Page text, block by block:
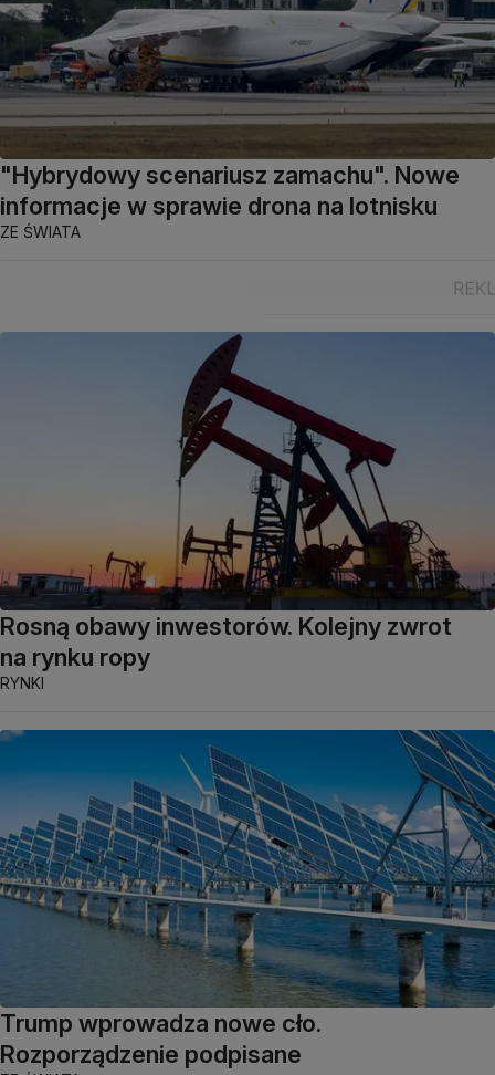
"Hybrydowy scenariusz zamachu". Nowe
informacje w sprawie drona na lotnisku
ZE ŚWIATA
Rosną obawy inwestorów. Kolejny zwrot
na rynku ropy
RYNKI
Trump wprowadza nowe cło.
Rozporządzenie podpisane